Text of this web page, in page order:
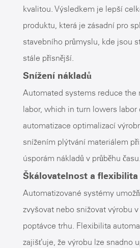
kvalitou. Výsledkem je lepší
produktu, která je zásadní pro
stavebního průmyslu, kde jsou
stále přísnější.
Snížení nákladů
Automated systems reduce the
labor, which in turn lowers labor
automatizace optimalizací
snížením plýtvání materiálem
úsporám nákladů v průběhu času.
Škálovatelnost a flexibilita
Automatizované systémy
zvyšovat nebo snižovat výrobu
poptávce trhu. Flexibilita
zajišťuje, že výrobu lze snadno